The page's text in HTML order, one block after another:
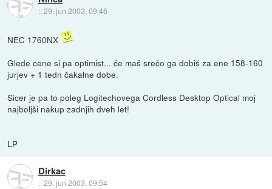
::29. jun 2003, 09:46
NEC 1760NX
Glede cene si pa optimist... če maš srečo ga dobiš za ene 158-160
jurjev + 1 tedn čakalne dobe.
Sicer je pa to poleg Logitechovega Cordless Desktop Optical moj
najboljši nakup zadnjih dveh let!
LP
Dirkac
::29. jun 2003, 09:54